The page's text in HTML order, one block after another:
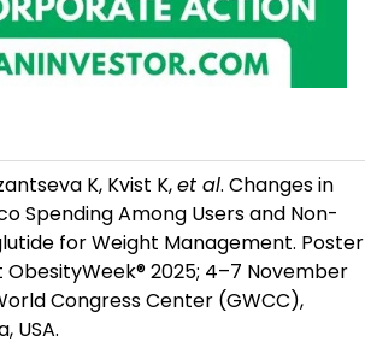
K, Kvist K,et al. Changes in
Spending Among Users and Non-
for Weight Management. Poster
®2025; 4–7 November
Congress Center (GWCC),
USA.